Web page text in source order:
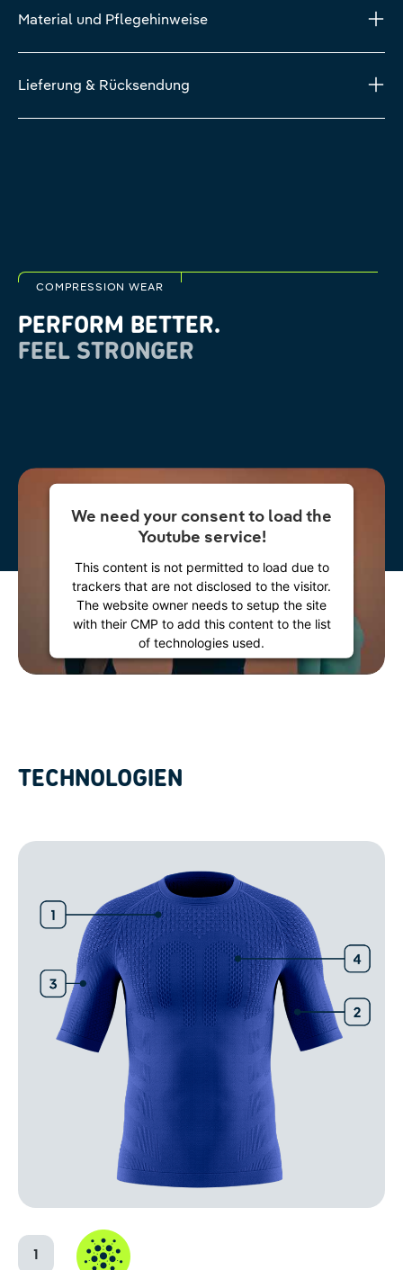
Material und Pflegehinweise
Lieferung & Rücksendung
COMPRESSION WEAR
PERFORM BETTER.
FEEL STRONGER
We need your consent to load the
Youtube service!
This content is not permitted to load due to
trackers that are not disclosed to the visitor.
The website owner needs to setup the site
with their CMP to add this content to the list
of technologies used.
Powered byUsercentrics Consent
TECHNOLOGIEN